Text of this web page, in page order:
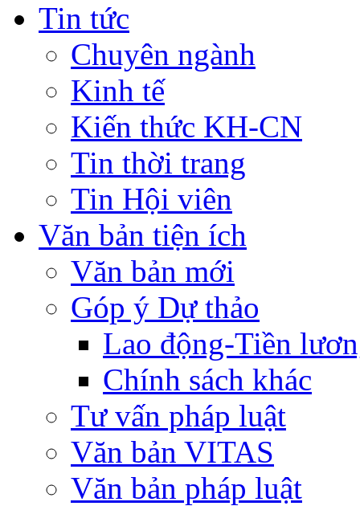
Tin tức
Chuyên ngành
Kinh tế
Kiến thức KH-CN
Tin thời trang
Tin Hội viên
Văn bản tiện ích
Văn bản mới
Góp ý Dự thảo
Lao động-Tiền
Chính sách khác
Tư vấn pháp luật
Văn bản VITAS
Văn bản pháp luật